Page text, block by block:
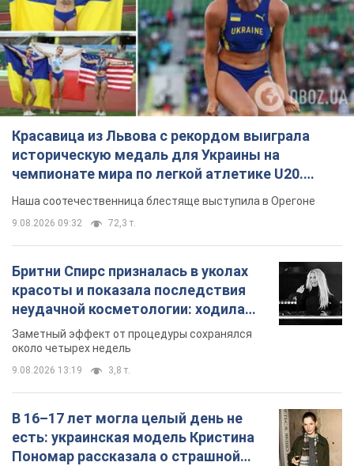
Красавица из Львова с рекордом выиграла
историческую медаль для Украины на
чемпионате мира по легкой атлетике U20.
Видео
Наша соотечественница блестяще выступила в Орегоне
9.08.2026 09:32 72,3 т.
Бритни Спирс призналась в уколах
красоты и показала последствия
неудачной косметологии: ходила
так почти месяц
Заметный эффект от процедуры сохранялся
около четырех недель
9.08.2026 13:19 3,8 т.
В 16–17 лет могла целый день не
есть: украинская модель Кристина
Пономар рассказала о страшной